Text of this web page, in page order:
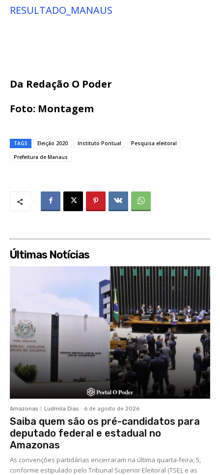
RESULTADO_MANAUS
Da Redação O Poder
Foto: Montagem
TAGS Eleição 2020 Instituto Pontual
Pesquisa eleitoral
Prefeitura de Manaus
Últimas Notícias
Amazonas Ludmila Dias - 6 de agosto de 2026
Saiba quem são os pré-candidatos para
deputado federal e estadual no
Amazonas
As convenções partidárias encerraram na última quarta-feira, 5,
conforme estipulado pelo Tribunal Superior Eleitoral (TSE), e as